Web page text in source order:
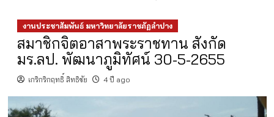
งานประชาสัมพันธ์ มหาวิทยาลัยราชภัฏลำปาง
สมาชิกจิตอาสาพระราชทาน สังกัด
มร.ลป. พัฒนาภูมิทัศน์ 30-5-2655
เกริกริกฤทธิ์ สิทธิชัย 4 ปี ago